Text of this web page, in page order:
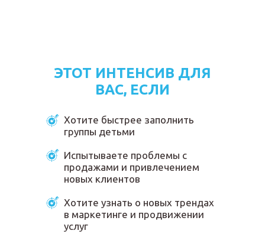
Хотите быстрее заполнить
группы детьми
Испытываете проблемы с
продажами и привлечением
новых клиентов
Хотите узнать о новых трендах
в маркетинге и продвижении
услуг
ЭТОТ ИНТЕНСИВ ДЛЯ
ВАС, ЕСЛИ